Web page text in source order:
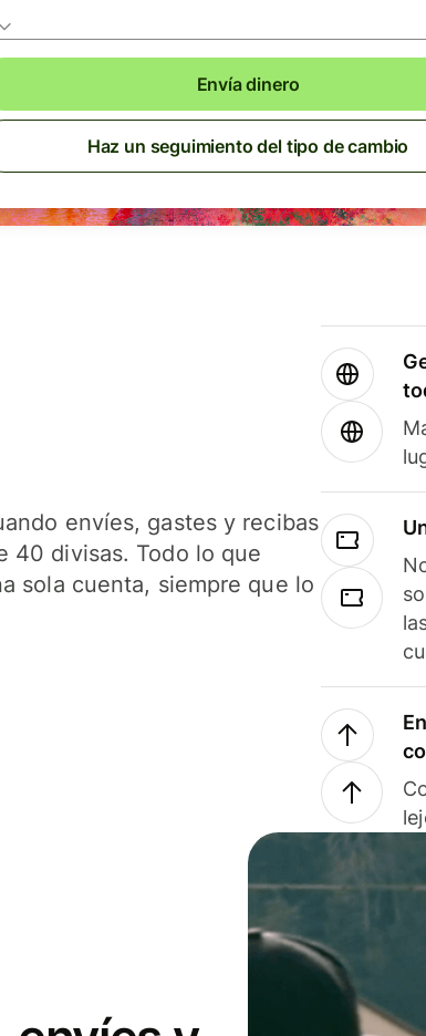
Envía dinero
Haz un seguimiento del tipo de cambio
envíes, gastes y recibas
40 divisas. Todo lo que
sola cuenta, siempre que lo